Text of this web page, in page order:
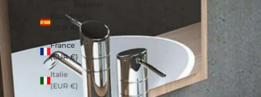
Espagne
(EUR €)
France
(EUR €)
Italie
(EUR €)